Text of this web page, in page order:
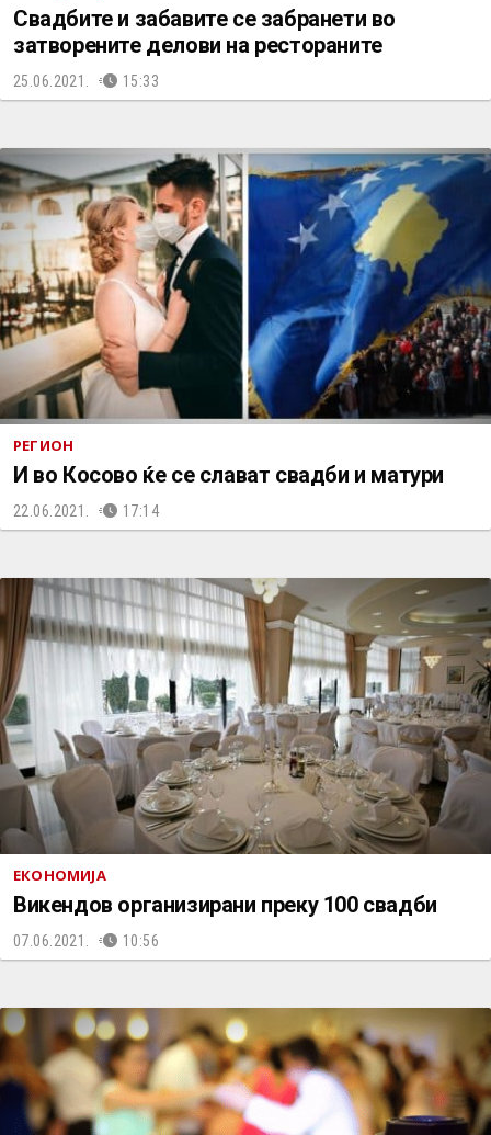
Свадбите и забавите се забранети во
затворените делови на рестораните
25.06.2021. 15:33
РЕГИОН
И во Косово ќе се слават свадби и матури
22.06.2021. 17:14
ЕКОНОМИЈА
Викендов организирани преку 100 свадби
07.06.2021. 10:56